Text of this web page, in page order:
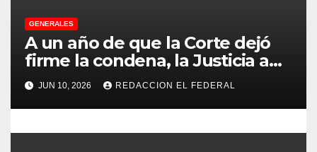
a
d
a
s
GENERALES
A un año de que la Corte dejó
firme la condena, la Justicia aún
no pudo decomisarle ni un peso
a CFK
JUN 10, 2026 REDACCION EL FEDERAL